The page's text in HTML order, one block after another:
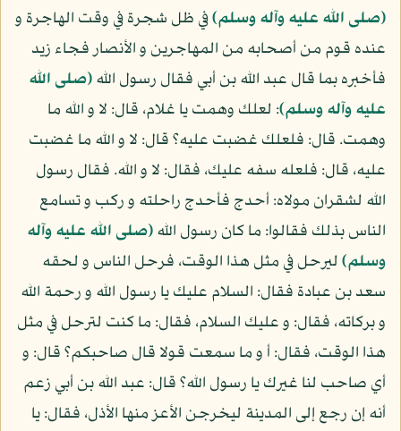
(صلى الله عليه وآله وسلم)في ظل شجرة في وقت الهاجرة و
عنده قوم من أصحابه من المهاجرين و الأنصار فجاء زيد
فأخبره بما قال عبد الله بن أبي فقال رسول الله(صلى الله
عليه وآله وسلم): لعلك وهمت يا غلام، قال: لا و الله ما
وهمت. قال: فلعلك غضبت عليه؟ قال: لا و الله ما غضبت
عليه، قال: فلعله سفه عليك، فقال: لا و الله. فقال رسول
الله لشقران مولاه: أحدج فأحدج راحلته و ركب و تسامع
الناس بذلك فقالوا: ما كان رسول الله(صلى الله عليه وآله
وسلم)ليرحل في مثل هذا الوقت، فرحل الناس و لحقه
سعد بن عبادة فقال: السلام عليك يا رسول الله و رحمة الله
و بركاته، فقال: و عليك السلام، فقال: ما كنت لترحل في مثل
هذا الوقت، فقال: أ و ما سمعت قولا قال صاحبكم؟ قال: و
أي صاحب لنا غيرك يا رسول الله؟ قال: عبد الله بن أبي زعم
أنه إن رجع إلى المدينة ليخرجن الأعز منها الأذل، فقال: يا